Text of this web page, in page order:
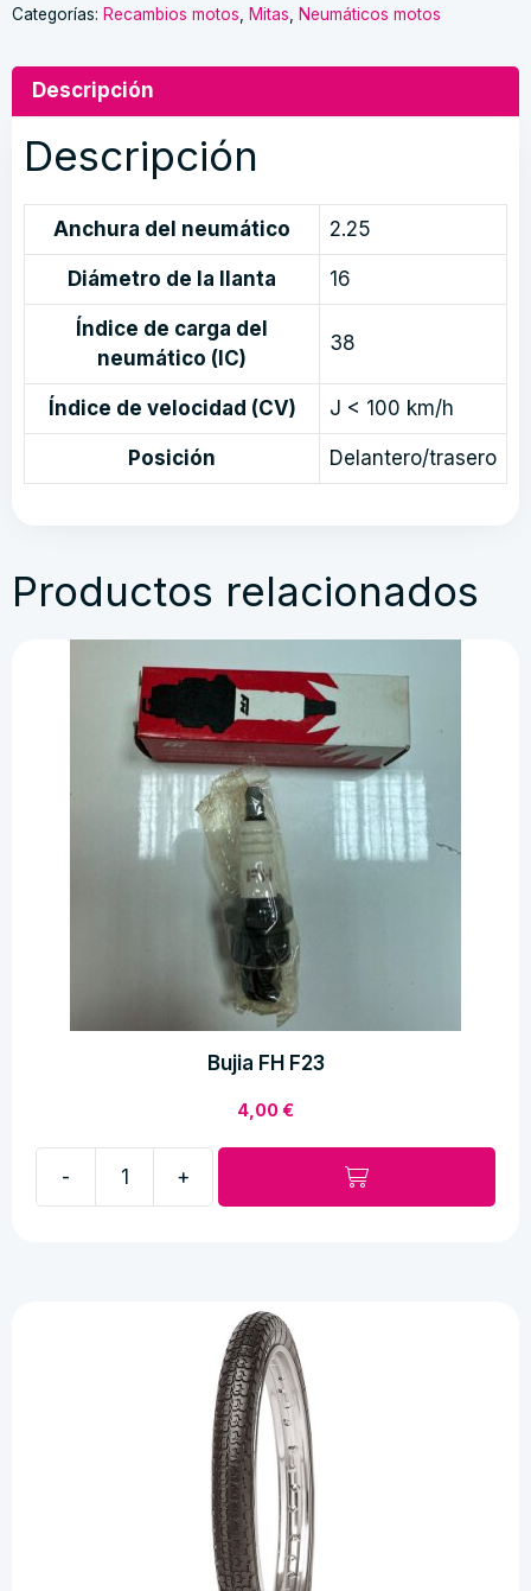
8
1/4-
16)
TT
cantidad
Categorías: Recambios motos Mitas Neumáticos motos
Descripción
Descripción
Anchura del neumático 2.25
Diámetro de la llanta 16
Índice de carga del
neumático (IC)
38
Índice de velocidad (CV) J < 100 km/h
Posición Delantero/trasero
Productos relacionados
Bujia FH F23
4,00€
- +